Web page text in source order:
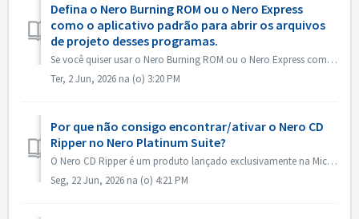
Defina o Nero Burning ROM ou o Nero Express
como o aplicativo padrão para abrir os arquivos
de projeto desses programas.
Se você quiser usar o Nero Burning ROM ou o Nero Express como o aplicativo padrão para abrir arquivos de projeto do Nero Burning ROM ou projetos do Nero Exp...
Ter, 2 Jun, 2026 na (o) 3:20 PM
Por que não consigo encontrar/ativar o Nero CD
Ripper no Nero Platinum Suite?
O Nero CD Ripper é um produto lançado exclusivamente na Microsoft Store (https://apps.microsoft.com/detail/9NSNQ0CPD06G) e não está incluído no Nero Platinu...
Seg, 22 Jun, 2026 na (o) 4:21 PM